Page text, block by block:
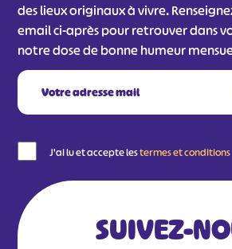
des lieux originaux à vivre.
email ci-après pour retrouver dans
notre dose de bonne humeur
J'ai lu et accepte lestermes et conditions
SUIVEZ-